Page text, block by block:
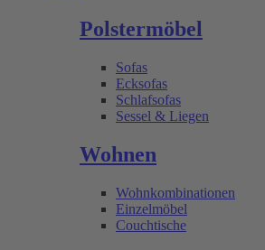
Polstermöbel
Sofas
Ecksofas
Schlafsofas
Sessel & Liegen
Wohnen
Wohnkombinationen
Einzelmöbel
Couchtische